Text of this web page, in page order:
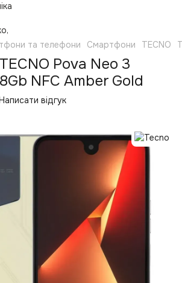
та телефони Смартфони TECNO
Pova Neo 3
NFC Amber Gold
відгук